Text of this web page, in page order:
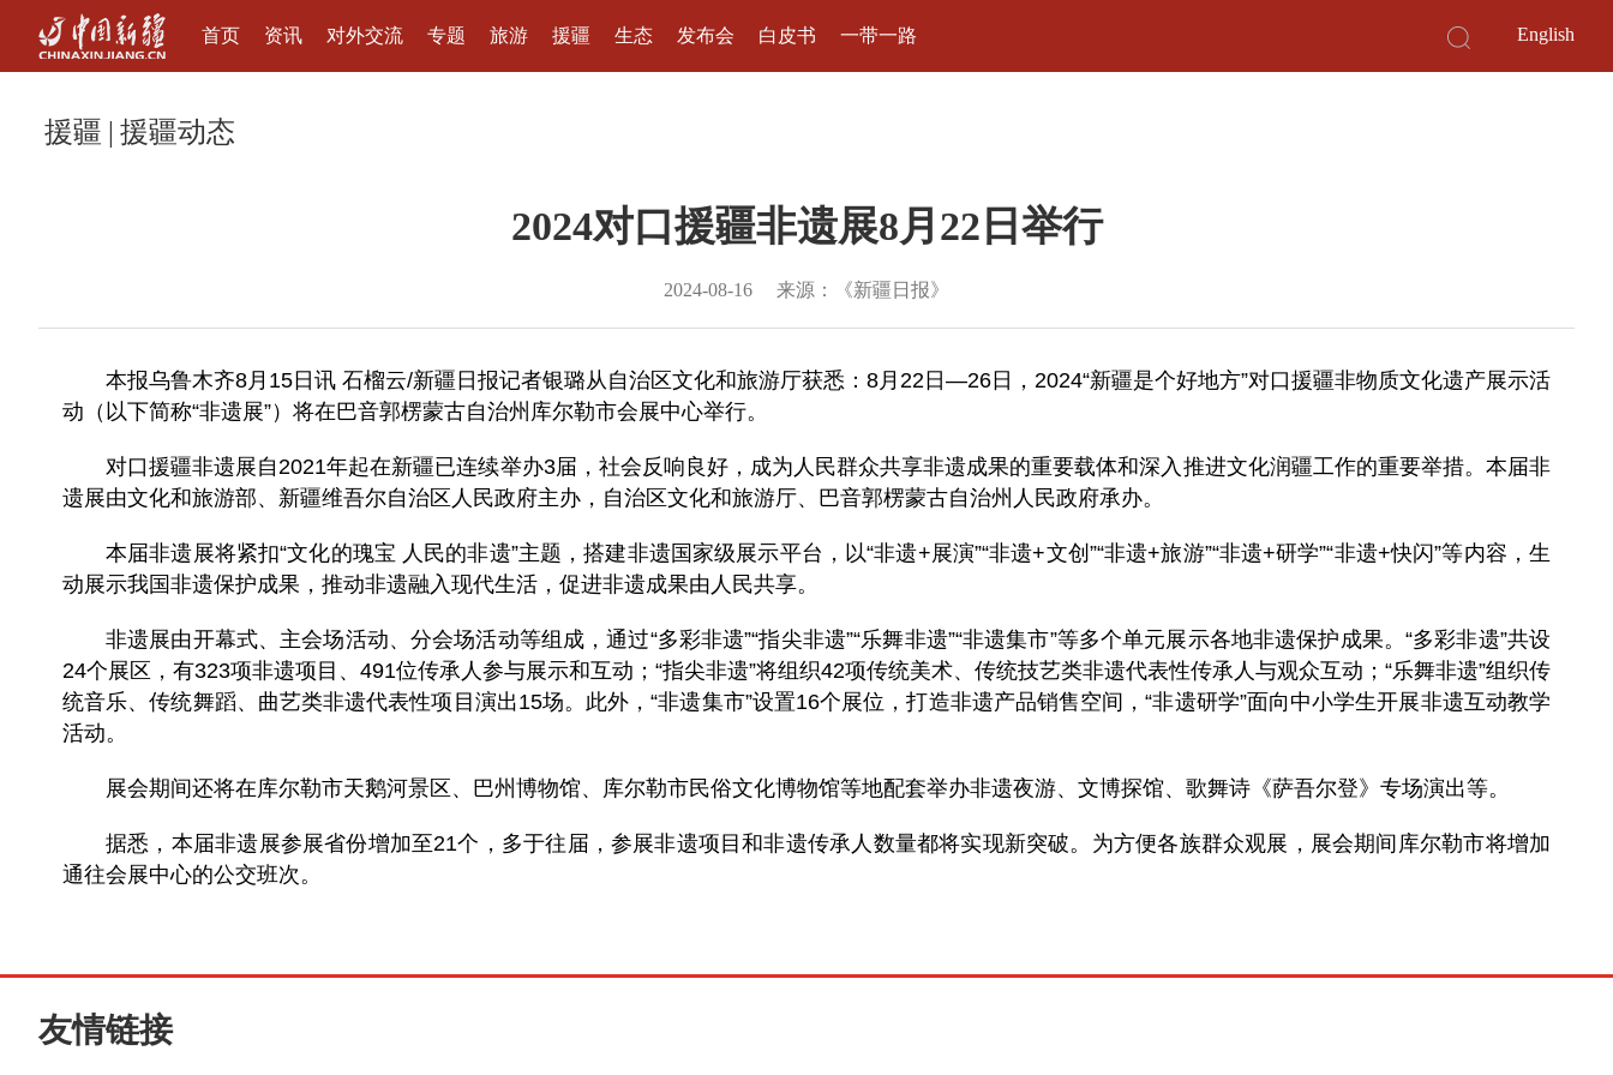
首页 资讯 对外交流 专题 旅游 援疆 生态 发布会 白皮书 一带一路 English
援疆 | 援疆动态
2024对口援疆非遗展8月22日举行
2024-08-16 来源：《新疆日报》
本报乌鲁木齐8月15日讯 石榴云/新疆日报记者银璐从自治区文化和旅游厅获悉：8月22日—26日，2024“新疆是个好地方”对口援疆非物质文化遗产展示活
动（以下简称“非遗展”）将在巴音郭楞蒙古自治州库尔勒市会展中心举行。
对口援疆非遗展自2021年起在新疆已连续举办3届，社会反响良好，成为人民群众共享非遗成果的重要载体和深入推进文化润疆工作的重要举措。本届非
遗展由文化和旅游部、新疆维吾尔自治区人民政府主办，自治区文化和旅游厅、巴音郭楞蒙古自治州人民政府承办。
本届非遗展将紧扣“文化的瑰宝 人民的非遗”主题，搭建非遗国家级展示平台，以“非遗+展演”“非遗+文创”“非遗+旅游”“非遗+研学”“非遗+快闪”等内容，生
动展示我国非遗保护成果，推动非遗融入现代生活，促进非遗成果由人民共享。
非遗展由开幕式、主会场活动、分会场活动等组成，通过“多彩非遗”“指尖非遗”“乐舞非遗”“非遗集市”等多个单元展示各地非遗保护成果。“多彩非遗”共设
24个展区，有323项非遗项目、491位传承人参与展示和互动；“指尖非遗”将组织42项传统美术、传统技艺类非遗代表性传承人与观众互动；“乐舞非遗”组织传
统音乐、传统舞蹈、曲艺类非遗代表性项目演出15场。此外，“非遗集市”设置16个展位，打造非遗产品销售空间，“非遗研学”面向中小学生开展非遗互动教学
活动。
展会期间还将在库尔勒市天鹅河景区、巴州博物馆、库尔勒市民俗文化博物馆等地配套举办非遗夜游、文博探馆、歌舞诗《萨吾尔登》专场演出等。
据悉，本届非遗展参展省份增加至21个，多于往届，参展非遗项目和非遗传承人数量都将实现新突破。为方便各族群众观展，展会期间库尔勒市将增加
通往会展中心的公交班次。
友情链接